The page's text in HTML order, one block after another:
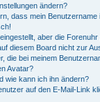
ändern?
dass mein
aber die
diesem Board nicht zur
die bei meinem
Avatar?
wie kann ich ihn ändern?
auf den E-Mail-Link